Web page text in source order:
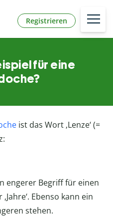
Registrieren
für eine
ist das Wort ‚Lenze‘ (=
engerer Begriff für einen
Ebenso kann ein
stehen.